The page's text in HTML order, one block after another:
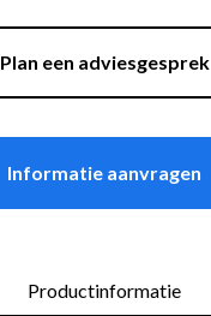
Plan een adviesgesprek
Informatie aanvragen
Productinformatie